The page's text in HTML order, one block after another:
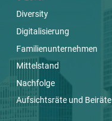
Diversity
Digitalisierung
Familienunternehmen
Mittelstand
Nachfolge
Aufsichtsräte und Beiräte